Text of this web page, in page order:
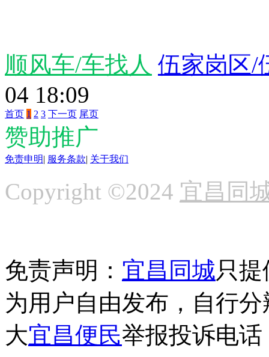
顺风车/车找人 伍家岗区/
04 18:09
首页 1 2 3 下一页 尾页
赞助推广
免责申明| 服务条款| 关于我们
Copyright ©2024 宜昌同
免责声明： 宜昌同城只
为用户自由发布，自行
大宜昌便民举报投诉电话